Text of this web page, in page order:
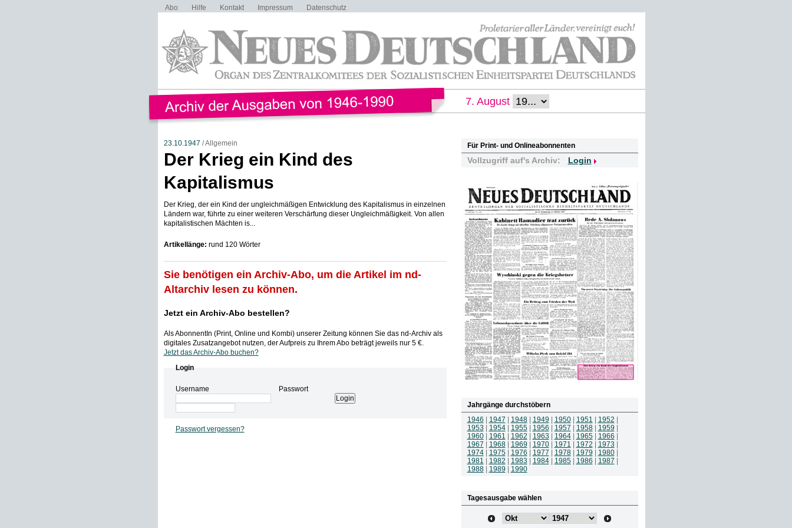
Abo Hilfe Kontakt Impressum Datenschutz
7. August
23.10.1947 / Allgemein
Der Krieg ein Kind des
Kapitalismus
Der Krieg, der ein Kind der ungleichmäßigen Entwicklung des Kapitalismus in einzelnen
Ländern war, führte zu einer weiteren Verschärfung dieser Ungleichmäßigkeit. Von allen
kapitalistischen Mächten is...
Artikellänge: rund 120 Wörter
Sie benötigen ein Archiv-Abo, um die Artikel im nd-
Altarchiv lesen zu können.
Jetzt ein Archiv-Abo bestellen?
Als AbonnentIn (Print, Online und Kombi) unserer Zeitung können Sie das nd-Archiv als
digitales Zusatzangebot nutzen, der Aufpreis zu Ihrem Abo beträgt jeweils nur 5 €.
Jetzt das Archiv-Abo buchen?
Login
Username Passwort
Passwort vergessen?
Für Print- und Onlineabonnenten
Vollzugriff auf's Archiv: Login
Jahrgänge durchstöbern
1946
1947 1948| 1949 1950| 1951 1952
1953
1954| 1955| 1956 1957 1958| 1959
1960| 1961 1962 1963 1964| 1965| 1966
1967
1968| 1969 1970| 1971 1972 1973
1974| 1975| 1976 1977 1978| 1979 1980|
1981
1982 1983 1984| 1985| 1986 1987
1988| 1989 1990
Tagesausgabe wählen